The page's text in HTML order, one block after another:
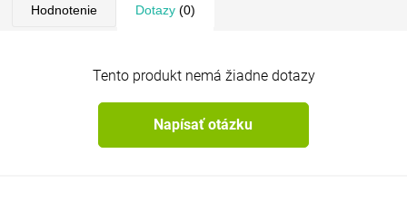
Hodnotenie Dotazy(0)
Tento produkt nemá žiadne dotazy
Napísať otázku